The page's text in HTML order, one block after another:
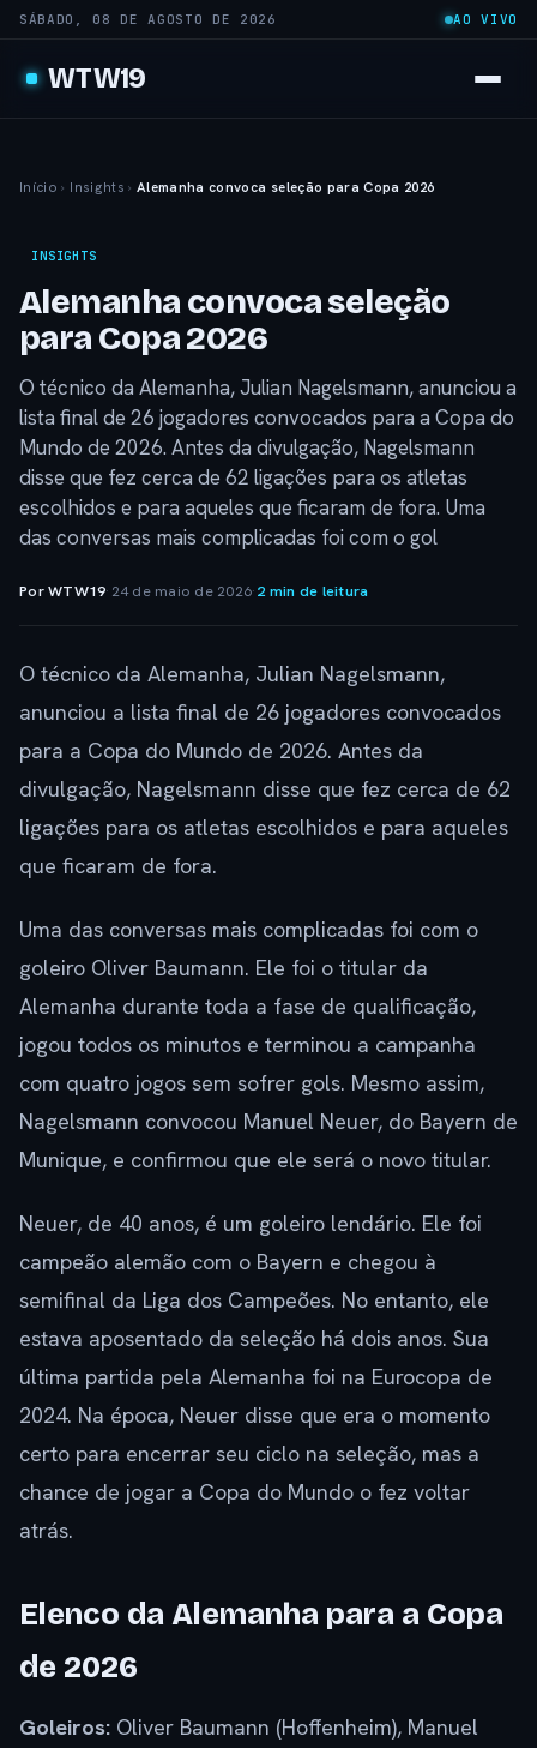
SÁBADO, 08 DE AGOSTO DE 2026 AO VIVO
WTW19
Início › Insights › Alemanha convoca seleção para Copa 2026
INSIGHTS
Alemanha convoca seleção
para Copa 2026
O técnico da Alemanha, Julian Nagelsmann, anunciou a
lista final de 26 jogadores convocados para a Copa do
Mundo de 2026. Antes da divulgação, Nagelsmann
disse que fez cerca de 62 ligações para os atletas
escolhidos e para aqueles que ficaram de fora. Uma
das conversas mais complicadas foi com o gol
Por WTW19· 24 de maio de 2026·2 min de leitura
O técnico da Alemanha, Julian Nagelsmann,
anunciou a lista final de 26 jogadores convocados
para a Copa do Mundo de 2026. Antes da
divulgação, Nagelsmann disse que fez cerca de 62
ligações para os atletas escolhidos e para aqueles
que ficaram de fora.
Uma das conversas mais complicadas foi com o
goleiro Oliver Baumann. Ele foi o titular da
Alemanha durante toda a fase de qualificação,
jogou todos os minutos e terminou a campanha
com quatro jogos sem sofrer gols. Mesmo assim,
Nagelsmann convocou Manuel Neuer, do Bayern de
Munique, e confirmou que ele será o novo titular.
Neuer, de 40 anos, é um goleiro lendário. Ele foi
campeão alemão com o Bayern e chegou à
semifinal da Liga dos Campeões. No entanto, ele
estava aposentado da seleção há dois anos. Sua
última partida pela Alemanha foi na Eurocopa de
2024. Na época, Neuer disse que era o momento
certo para encerrar seu ciclo na seleção, mas a
chance de jogar a Copa do Mundo o fez voltar
atrás.
Elenco da Alemanha para a Copa
de 2026
Goleiros: Oliver Baumann (Hoffenheim), Manuel